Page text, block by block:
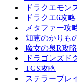
ドラクエモン
ドラクエ6攻略
メタファー攻
知恵のかりも
魔女の泉R攻略
ドラゴンズド
TGS攻略
ステラーブレ